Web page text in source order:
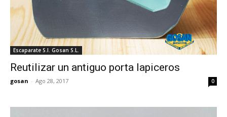
Escaparate S.I. Gosan S.L.
Reutilizar un antiguo porta lapiceros
gosan - Ago 28, 2017 0